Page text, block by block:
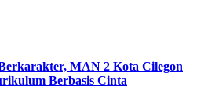
MAN 2 Kota Cilegon
Berbasis Cinta